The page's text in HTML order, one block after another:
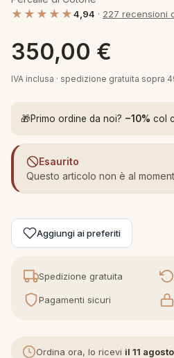
letto
arredo
Step
in fibra
in piuma d'oca
in piuma
Tappeti Cartoons
Teli Mare Cartoons
Trapuntini Cartoons
★★★★★4,94 · 227 recensioni
350,00 €
IVA inclusa · spedizione gratuita sopra
🎁Primo ordine da noi? −10% col
Esaurito
Questo articolo non è al
Aggiungi ai preferiti
Spedizione gratuita
Pagamenti sicuri
Ordina ora, lo ricevi il 11 agosto